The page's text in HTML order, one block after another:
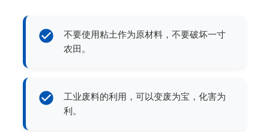
不要使用粘土作为原材料，不要破坏一寸
农田。
工业废料的利用，可以变废为宝，化害为
利。